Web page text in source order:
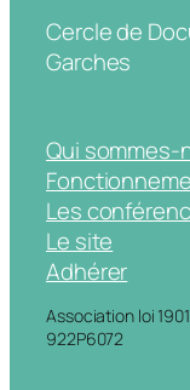
Cercle de
Garches
Qui sommes-
Les
Le site
Adhérer
Association loi
922P6072